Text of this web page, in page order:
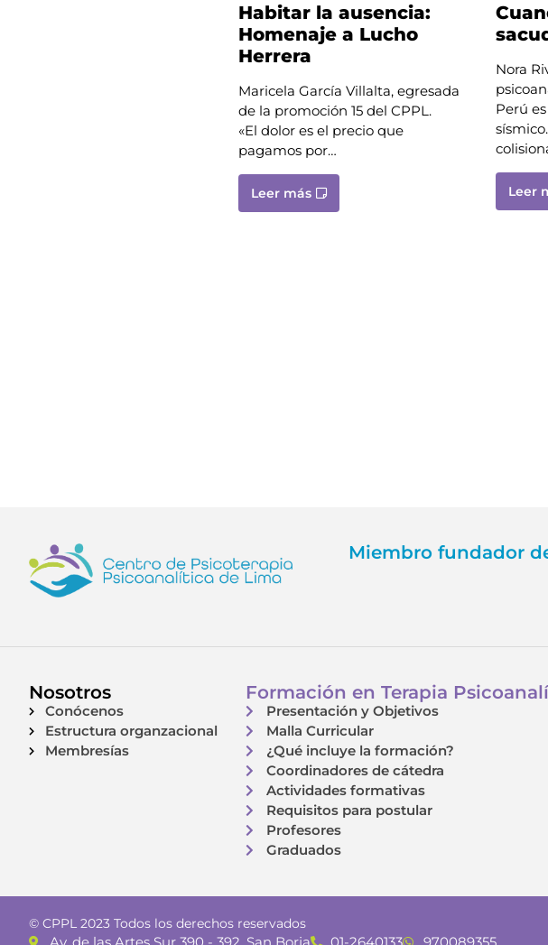
Habitar la ausencia:
Homenaje a Lucho
Herrera
Maricela García Villalta, egresada
de la promoción 15 del CPPL.
«El dolor es el precio que
pagamos por…
Leer más
Nora
Perú
Leer
Miembro fundador
Nosotros
Conócenos
Estructura organzacional
Membresías
Formación en Terapia
Presentación y Objetivos
Malla Curricular
¿Qué incluye la formación?
Coordinadores de cátedra
Actividades formativas
Requisitos para postular
Profesores
Graduados
© CPPL 2023 Todos los derechos reservados